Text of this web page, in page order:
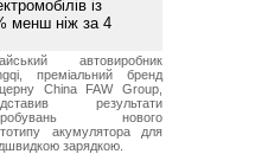
із
менш ніж за 4
автовиробник
преміальний бренд
China FAW Group,
результати
нового
акумулятора для
зарядкою.